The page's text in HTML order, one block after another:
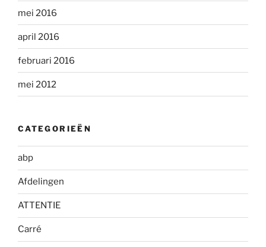
mei 2016
april 2016
februari 2016
mei 2012
CATEGORIEËN
abp
Afdelingen
ATTENTIE
Carré